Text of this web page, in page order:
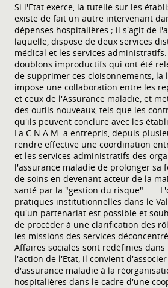
Si l'Etat exerce, la tutelle sur les
existe de fait un autre intervenant
dépenses hospitalières ; il s'agit de
laquelle, dispose de deux services
médical et les services
doublons improductifs qui ont été
de supprimer ces cloisonnements, la
impose une collaboration entre les
et ceux de l'Assurance maladie, et
des outils nouveaux, tels que les
qu'ils peuvent conclure avec les
La C.N.A.M. a entrepris, depuis
rendre effective une coordination
et les services administratifs des
l'assurance maladie de prolonger sa
de soins en devenant acteur de la
santé par la "gestion du risque" . ...
pratiques institutionnelles dans le
qu'un partenariat est possible et
de procéder à une clarification des
les missions des services
Affaires sociales sont redéfinies
l'action de l'Etat, il convient
d'assurance maladie à la
hospitalières dans le cadre d'une